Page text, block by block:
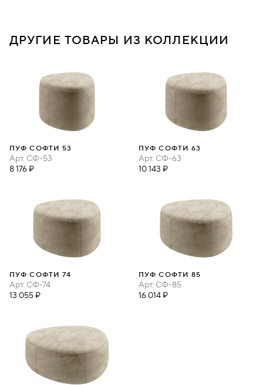
ДРУГИЕ ТОВАРЫ ИЗ КОЛЛЕКЦИИ
ПУФ СОФТИ 53
Арт. СФ-53
8 176 ₽
ПУФ СОФТИ 63
Арт. СФ-63
10 143 ₽
ПУФ СОФТИ 74
Арт. СФ-74
13 055 ₽
ПУФ СОФТИ 85
Арт. СФ-85
16 014 ₽